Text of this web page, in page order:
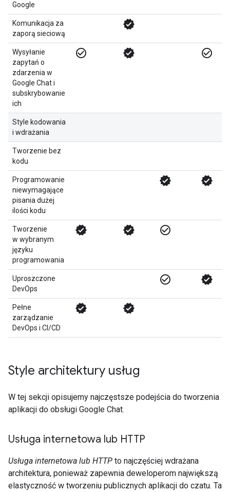
Google
Komunikacja za
zaporą sieciową
verified
Wysyłanie
zapytań o
zdarzenia w
Google Chat i
subskrybowanie
ich
check_circle_outline verified check_circle_outline
Style kodowania
i wdrażania
Tworzenie bez
kodu
Programowanie
niewymagające
pisania dużej
ilości kodu
verified verified
Tworzenie
w wybranym
języku
programowania
verified verified check_circle_outline
Uproszczone
DevOps
check_circle_outline verified
Pełne
zarządzanie
DevOps i CI/CD
verified verified
Style architektury usług
W tej sekcji opisujemy najczęstsze podejścia do tworzenia
aplikacji do obsługi Google Chat.
Usługa internetowa lub HTTP
Usługa internetowa lub HTTP to najczęściej wdrażana
architektura, ponieważ zapewnia deweloperom największą
elastyczność w tworzeniu publicznych aplikacji do czatu. Ta